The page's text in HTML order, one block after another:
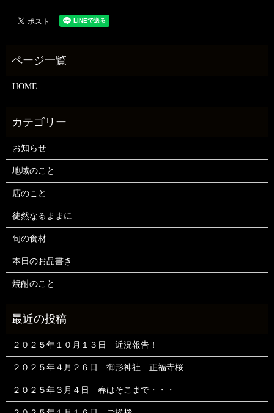
HOME
お知らせ
地域のこと
店のこと
徒然なるままに
旬の食材
本日のお品書き
焼酎のこと
２０２５年１０月１３日 近況報告！
２０２５年４月２６日 御形神社 正福寺桜
２０２５年３月４日 春はそこまで・・・